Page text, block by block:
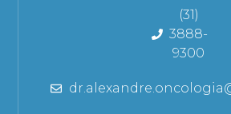
(31)
3888-
9300